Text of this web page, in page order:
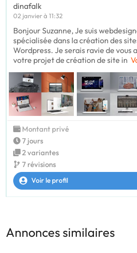
dinafalk
02 janvier à 11:32
Bonjour Suzanne, Je suis
spécialisée dans la création des
Wordpress. Je serais ravie de vous
votre projet de création de site in
Montant privé
7 jours
2 variantes
7 révisions
Voir le profil
Annonces similaires